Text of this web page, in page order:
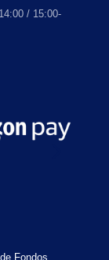
/ 15:00-
Fondos